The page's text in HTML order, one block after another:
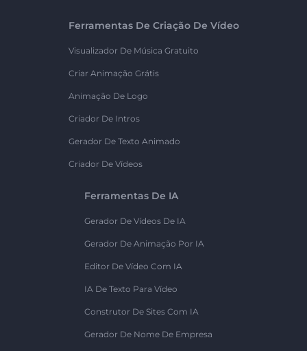
Ferramentas De Criação De Vídeo
Visualizador De Música Gratuito
Criar Animação Grátis
Animação De Logo
Criador De Intros
Gerador De Texto Animado
Criador De Vídeos
Ferramentas De IA
Gerador De Vídeos De IA
Gerador De Animação Por IA
Editor De Vídeo Com IA
IA De Texto Para Vídeo
Construtor De Sites Com IA
Gerador De Nome De Empresa